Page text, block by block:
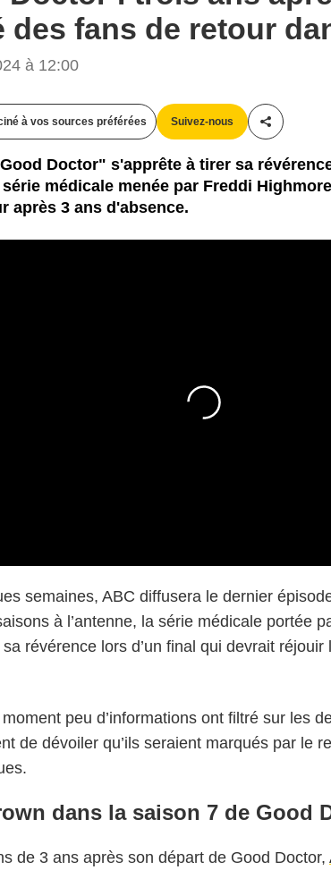
des fans de retour
à 12:00
à vos sources préférées Suivez-nous
Partager
Doctor" s'apprête à tirer sa
médicale menée par Freddi
après 3 ans d'absence.
semaines, ABC diffusera le dernier
à l’antenne, la série médicale portée
révérence lors d’un final qui devrait
peu d’informations ont filtré sur les
de dévoiler qu’ils seraient marqués par le
dans la saison 7 de Good
de 3 ans après son départ de Good Doctor,